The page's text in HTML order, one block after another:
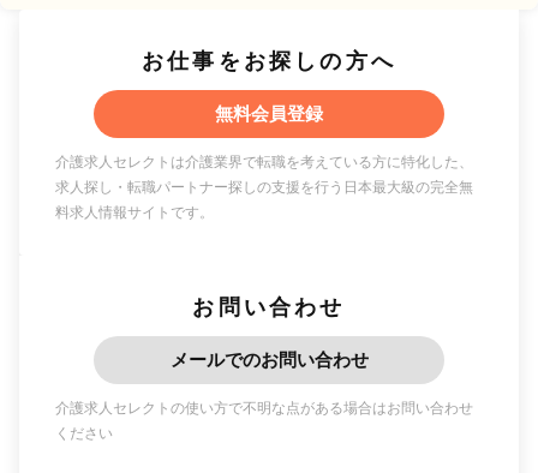
お仕事をお探しの方へ
無料会員登録
介護求人セレクトは介護業界で転職を考えている方に特化した、
求人探し・転職パートナー探しの支援を行う日本最大級の完全無
料求人情報サイトです。
お問い合わせ
メールでのお問い合わせ
介護求人セレクトの使い方で不明な点がある場合はお問い合わせ
ください